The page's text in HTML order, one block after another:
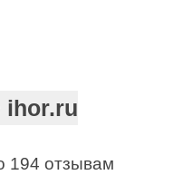
ihor.ru
194 отзывам